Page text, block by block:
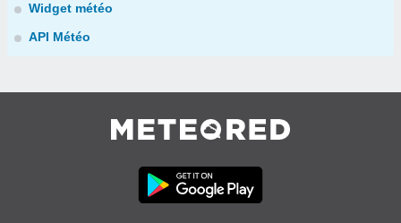
Widget météo
API Météo